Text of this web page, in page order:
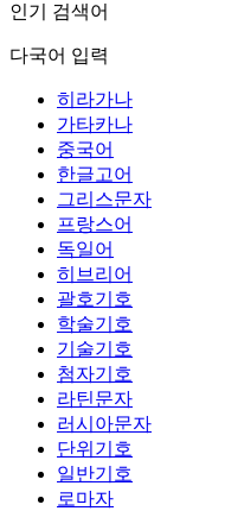
인기 검색어
다국어 입력
히라가나
가타카나
중국어
한글고어
그리스문자
프랑스어
독일어
히브리어
괄호기호
학술기호
기술기호
첨자기호
라틴문자
러시아문자
단위기호
일반기호
로마자